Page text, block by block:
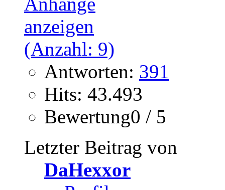
Antworten: 391
Hits: 43.493
Bewertung0 / 5
Letzter Beitrag von
DaHexxor